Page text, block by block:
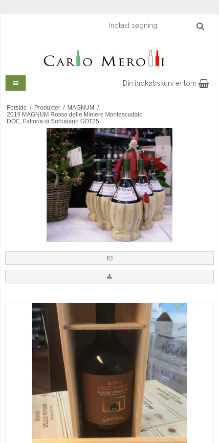
Din indkøbskurv er tom
Forside / Produkter / MAGNUM /
2019 MAGNUM Rosso delle Miniere Montescudaio
DOC, Fattoria di Sorbaiano GOT25